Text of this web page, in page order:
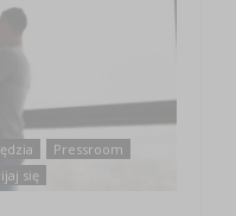
Pressroom
się